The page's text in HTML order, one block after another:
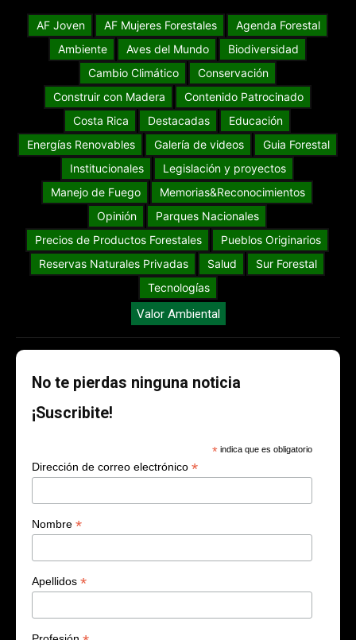
AF Joven AF Mujeres Forestales
Agenda Forestal
Ambiente
Aves del Mundo
Biodiversidad
Cambio Climático
Conservación
Construir con Madera
Contenido Patrocinado
Costa Rica
Destacadas
Educación
Energías Renovables
Galería de videos
Guia Forestal
Institucionales
Legislación y proyectos
Manejo de Fuego
Memorias&Reconocimientos
Opinión
Parques Nacionales
Precios de Productos Forestales
Pueblos Originarios
Reservas Naturales Privadas
Salud
Sur Forestal
Tecnologías
Valor Ambiental
No te pierdas ninguna noticia
¡Suscribite!
* indica que es obligatorio
Dirección de correo electrónico *
Nombre *
Apellidos *